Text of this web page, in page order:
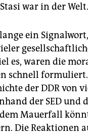
war in der Welt.
ein
es, waren die
schnell
der DDR von
der SED und
Mauerfall
Die Reaktionen